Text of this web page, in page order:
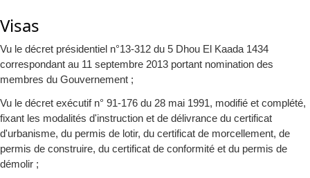
Visas
Vu le décret présidentiel n°13-312 du 5 Dhou El Kaada 1434
correspondant au 11 septembre 2013 portant nomination des
membres du Gouvernement ;
Vu le décret exécutif n° 91-176 du 28 mai 1991, modifié et complété,
fixant les modalités d'instruction et de délivrance du certificat
d'urbanisme, du permis de lotir, du certificat de morcellement, de
permis de construire, du certificat de conformité et du permis de
démolir ;